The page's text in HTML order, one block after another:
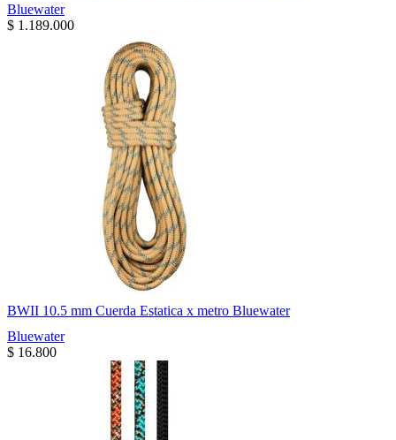
Bluewater
$ 1.189.000
BWII 10.5 mm Cuerda Estatica x metro Bluewater
Bluewater
$ 16.800